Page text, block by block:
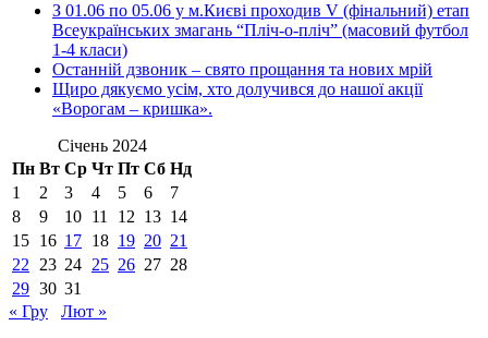
З 01.06 по 05.06 у м.Києві проходив V (фінальний) етап
Всеукраїнських змагань “Пліч-о-пліч” (масовий футбол
1-4 класи)
Останній дзвоник – свято прощання та нових мрій
Щиро дякуємо усім, хто долучився до нашої акції
«Ворогам – кришка».
Січень 2024
Пн Вт Ср Чт Пт Сб Нд
1
2 3 4 5 6
7
8
9 10 11 12 13 14
15 16 17 18 19 20 21
22
23 24 25 26 27 28
29 30 31
« Гру
Лют »